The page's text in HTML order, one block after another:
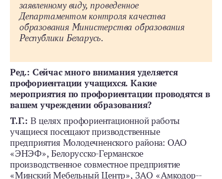
заявленному виду, проведенное
Департаментом контроля качества
образования Министерства образования
Республики Беларусь.
Ред.: Сейчас много внимания уделяется
профориентации учащихся. Какие
мероприятия по профориентации проводятся в
вашем учреждении образования?
Т.Г.: В целях профориентационной работы
учащиеся посещают призводственные
предприятия Молодечненского района: ОАО
«ЭНЭФ», Белорусско-­Германское
производственное совместное предприятие
«Минский Мебельный Центр», ЗАО «Амкодор-­